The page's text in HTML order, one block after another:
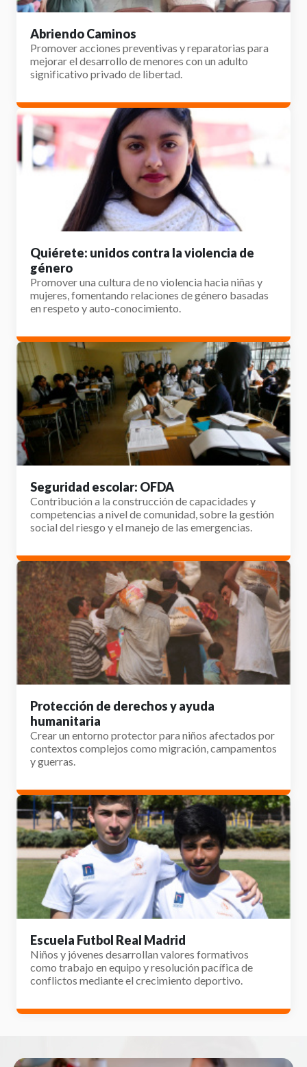
Abriendo Caminos
Promover acciones preventivas y reparatorias para
mejorar el desarrollo de menores con un adulto
significativo privado de libertad.
Quiérete: unidos contra la violencia de
género
Promover una cultura de no violencia hacia niñas y
mujeres, fomentando relaciones de género basadas
en respeto y auto-conocimiento.
Seguridad escolar: OFDA
Contribución a la construcción de capacidades y
competencias a nivel de comunidad, sobre la gestión
social del riesgo y el manejo de las emergencias.
Protección de derechos y ayuda
humanitaria
Crear un entorno protector para niños afectados por
contextos complejos como migración, campamentos
y guerras.
Escuela Futbol Real Madrid
Niños y jóvenes desarrollan valores formativos
como trabajo en equipo y resolución pacífica de
conflictos mediante el crecimiento deportivo.